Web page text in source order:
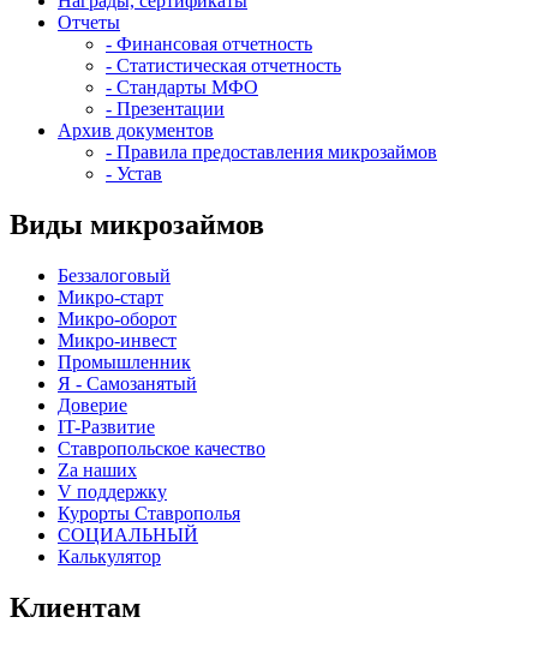
Отчеты
- Финансовая отчетность
- Статистическая отчетность
- Стандарты МФО
- Презентации
Архив документов
- Правила предоставления микрозаймов
- Устав
Виды микрозаймов
Беззалоговый
Микро-старт
Микро-оборот
Микро-инвест
Промышленник
Я - Самозанятый
Доверие
IT-Развитие
Ставропольское качество
Za наших
V поддержку
Курорты Ставрополья
СОЦИАЛЬНЫЙ
Калькулятор
Клиентам